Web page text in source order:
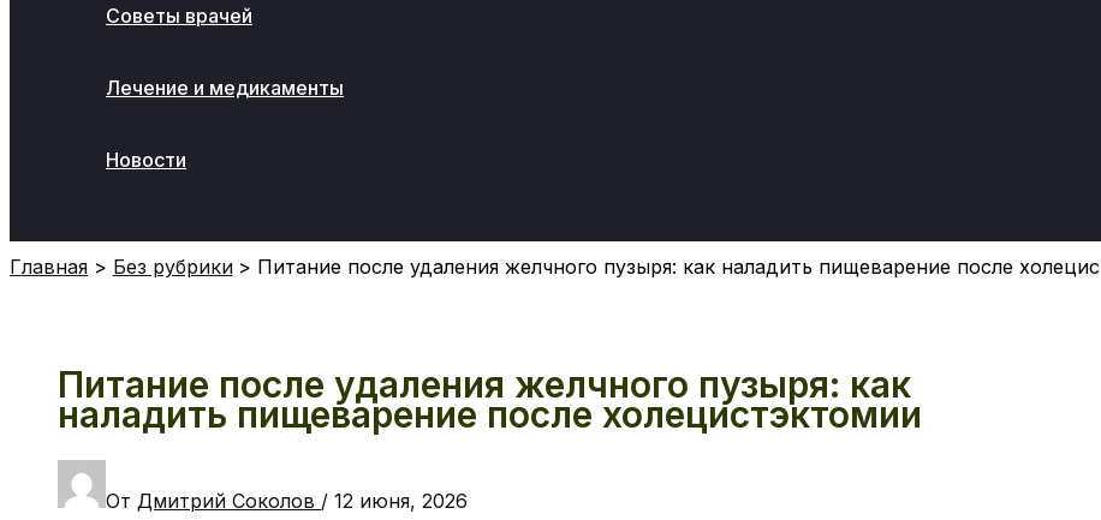
Советы врачей
Лечение и медикаменты
Новости
Главная Без рубрики Питание после удаления желчного пузыря: как наладить пищеварение после
Питание после удаления желчного пузыря: как
наладить пищеварение после холецистэктомии
От Дмитрий Соколов / 12 июня, 2026